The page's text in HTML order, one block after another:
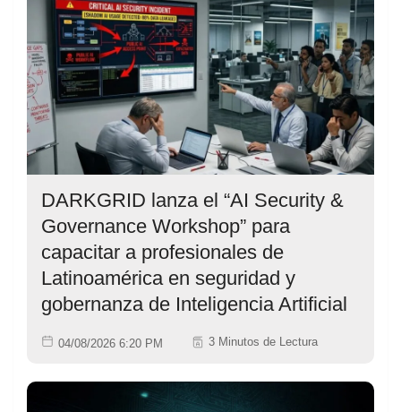
DARKGRID lanza el “AI Security &
Governance Workshop” para
capacitar a profesionales de
Latinoamérica en seguridad y
gobernanza de Inteligencia Artificial
04/08/2026 6:20 PM 3 Minutos de Lectura